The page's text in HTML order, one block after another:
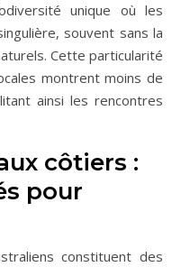
unique où les
souvent sans la
Cette particularité
montrent moins de
ainsi les rencontres
côtiers :
pour
constituent des